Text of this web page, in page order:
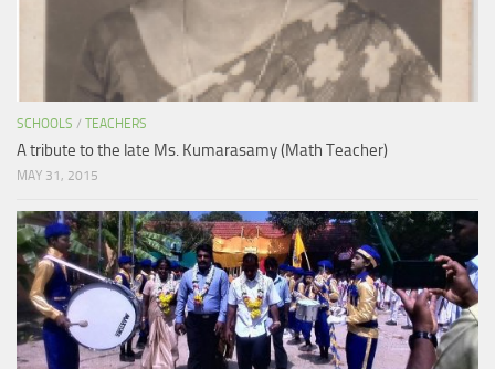
SCHOOLS / TEACHERS
A tribute to the late Ms. Kumarasamy (Math Teacher)
MAY 31, 2015